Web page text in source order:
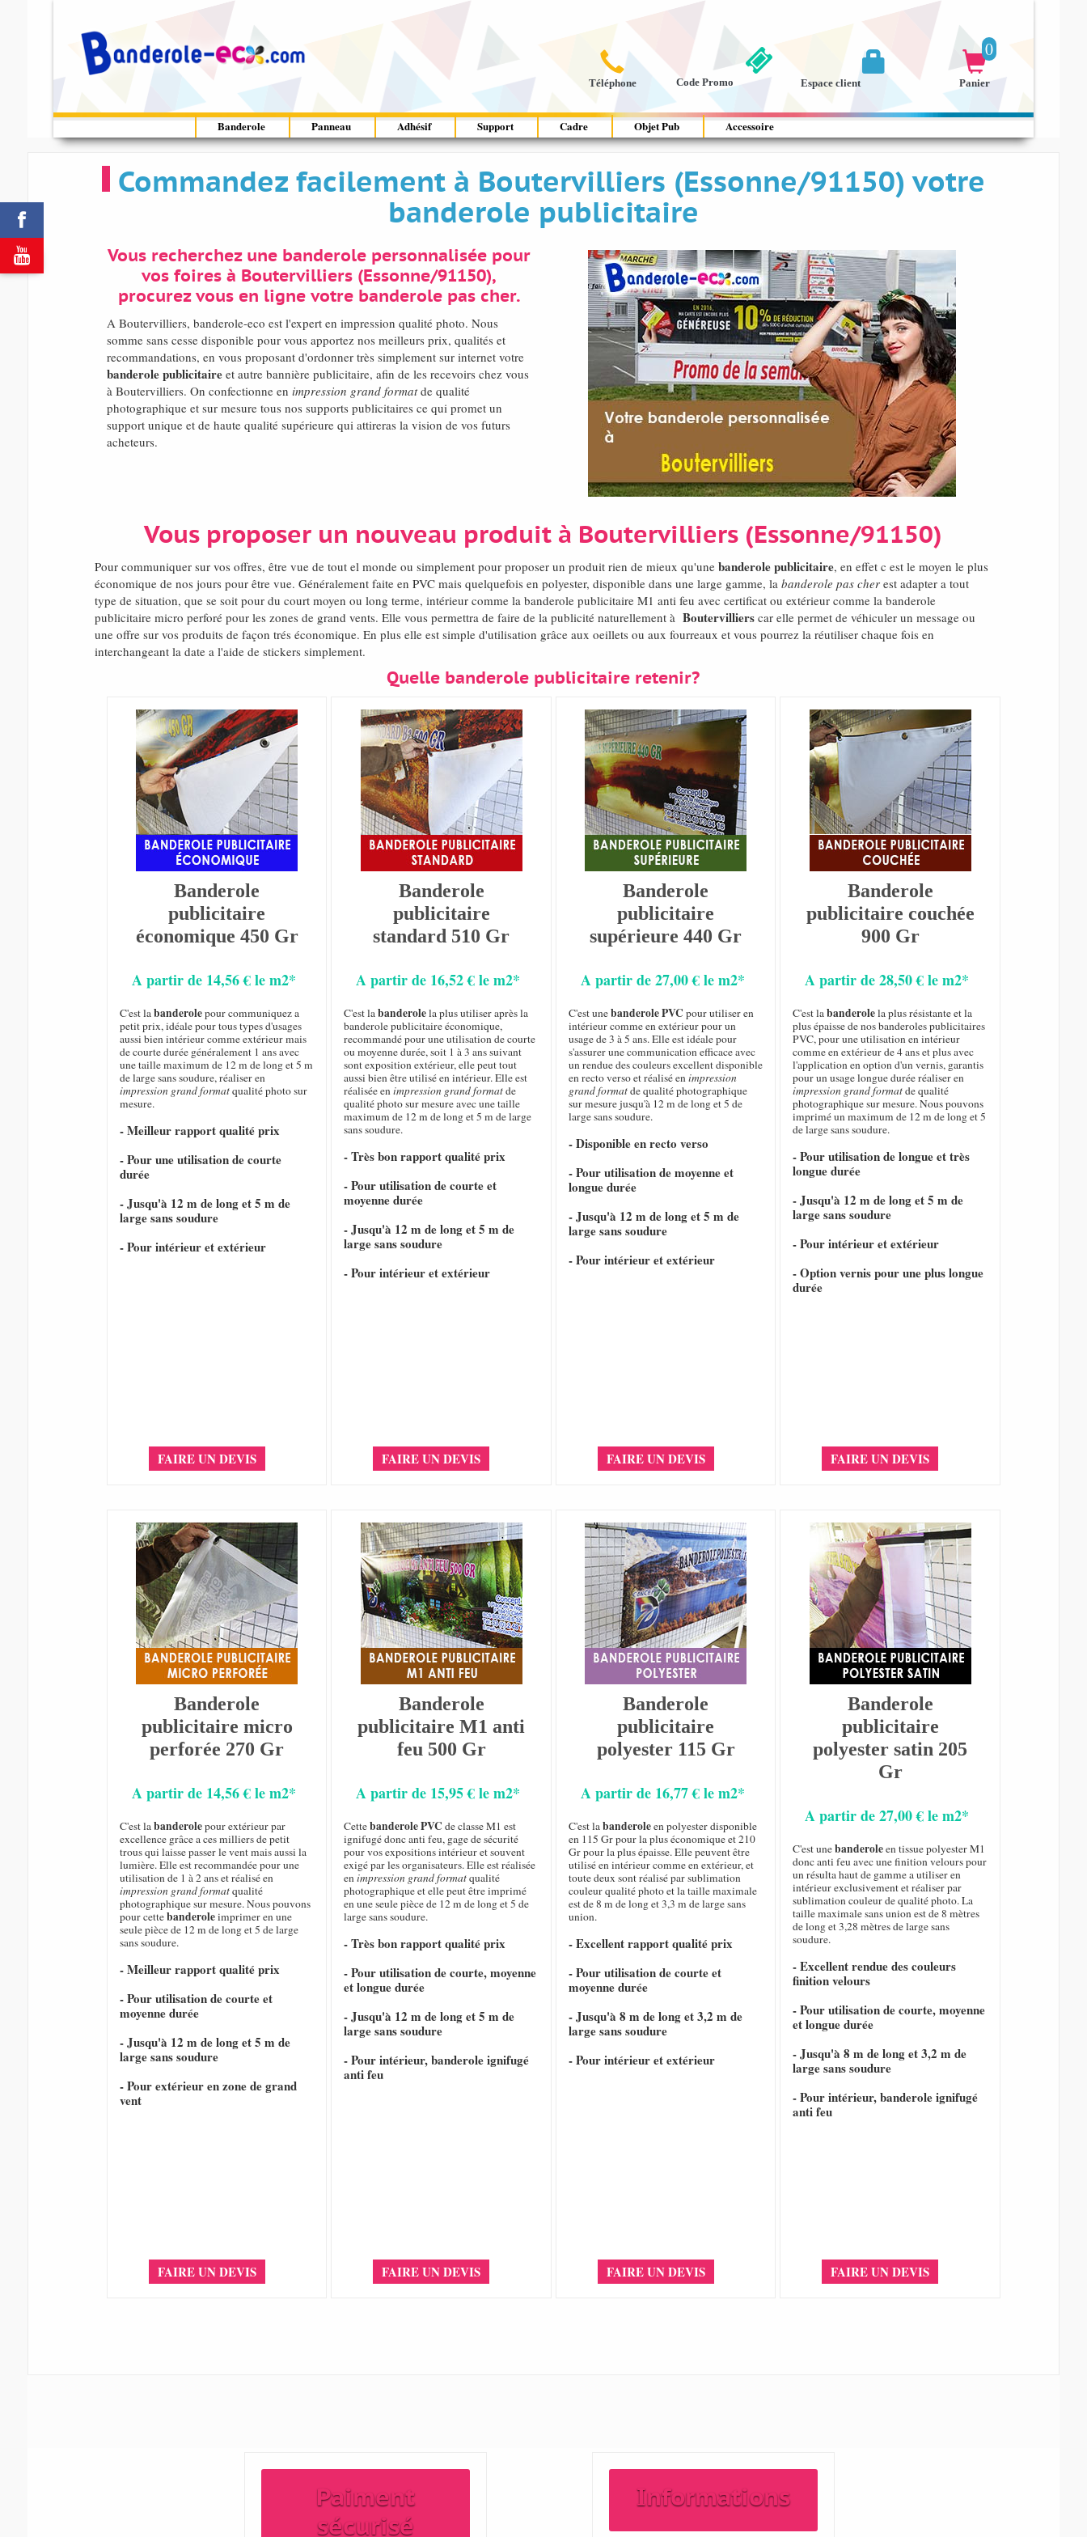



Téléphone
0

Panier

Espace client
Code Promo
Banderole Panneau Adhésif Support Cadre Objet Pub Accessoire
Commandez facilement à Boutervilliers (Essonne/91150) votre
banderole publicitaire
Vous recherchez une banderole personnalisée pour
vos foires à Boutervilliers (Essonne/91150),
procurez vous en ligne votre banderole pas cher.
A Boutervilliers, banderole-eco est l'expert en impression qualité photo. Nous
somme sans cesse disponible pour vous apportez nos meilleurs prix, qualités et
recommandations, en vous proposant d'ordonner très simplement sur internet votre
banderole publicitaireet autre bannière publicitaire, afin de les recevoirs chez vous
à Boutervilliers. On confectionne en impression grand formatde qualité
photographique et sur mesure tous nos supports publicitaires ce qui promet un
support unique et de haute qualité supérieure qui attireras la vision de vos futurs
acheteurs.
Vous proposer un nouveau produit à Boutervilliers (Essonne/91150)
Pour communiquer sur vos offres, être vue de tout el monde ou simplement pour proposer un produit rien de mieux qu'une banderole publicitaire, en effet c est le moyen le plus
économique de nos jours pour être vue. Généralement faite en PVC mais quelquefois en polyester, disponible dans une large gamme, la banderole pas cherest adapter a tout
type de situation, que se soit pour du court moyen ou long terme, intérieur comme la banderole publicitaire M1 anti feu avec certificat ou extérieur comme la banderole
publicitaire micro perforé pour les zones de grand vents. Elle vous permettra de faire de la publicité naturellement à Boutervillierscar elle permet de véhiculer un message ou
une offre sur vos produits de façon trés économique. En plus elle est simple d'utilisation grâce aux oeillets ou aux fourreaux et vous pourrez la réutiliser chaque fois en
interchangeant la date a l'aide de stickers simplement.
Quelle banderole publicitaire retenir?
Banderole
publicitaire
économique 450 Gr
A partir de 14,56 € le m2*
C'est labanderolepour communiquez a
petit prix, idéale pour tous types d'usages
aussi bien intérieur comme extérieur mais
de courte durée généralement 1 ans avec
une taille maximum de 12 m de long et 5 m
de large sans soudure, réaliser en
impression grand formatqualité photo sur
mesure.
- Meilleur rapport qualité prix
- Pour une utilisation de courte
durée
- Jusqu'à 12 m de long et 5 m de
large sans soudure
- Pour intérieur et extérieur
FAIRE UN DEVIS
Banderole
publicitaire
standard 510 Gr
A partir de 16,52 € le m2*
C'est labanderolela plus utiliser après la
banderole publicitaire économique,
recommandé pour une utilisation de courte
ou moyenne durée, soit 1 à 3 ans suivant
sont exposition extérieur, elle peut tout
aussi bien être utilisé en intérieur. Elle est
réalisée enimpression grand formatde
qualité photo sur mesure avec une taille
maximum de 12 m de long et 5 m de large
sans soudure.
- Très bon rapport qualité prix
- Pour utilisation de courte et
moyenne durée
- Jusqu'à 12 m de long et 5 m de
large sans soudure
- Pour intérieur et extérieur
FAIRE UN DEVIS
Banderole
publicitaire
supérieure 440 Gr
A partir de 27,00 € le m2*
C'est unebanderole PVC pour utiliser en
intérieur comme en extérieur pour un
usage de 3 à 5 ans. Elle est idéale pour
s'assurer une communication efficace avec
un rendue des couleurs excellent disponible
en recto verso et réalisé enimpression
grand formatde qualité photographique
sur mesure jusqu'à 12 m de long et 5 de
large sans soudure.
- Disponible en recto verso
- Pour utilisation de moyenne et
longue durée
- Jusqu'à 12 m de long et 5 m de
large sans soudure
- Pour intérieur et extérieur
FAIRE UN DEVIS
Banderole
publicitaire couchée
900 Gr
A partir de 28,50 € le m2*
C'est labanderolela plus résistante et la
plus épaisse de nos banderoles publicitaires
PVC, pour une utilisation en intérieur
comme en extérieur de 4 ans et plus avec
l'application en option d'un vernis, garantis
pour un usage longue durée réaliser en
impression grand formatde qualité
photographique sur mesure. Nous pouvons
imprimé un maximum de 12 m de long et 5
de large sans soudure.
- Pour utilisation de longue et très
longue durée
- Jusqu'à 12 m de long et 5 m de
large sans soudure
- Pour intérieur et extérieur
- Option vernis pour une plus longue
durée
FAIRE UN DEVIS
Banderole
publicitaire micro
perforée 270 Gr
A partir de 14,56 € le m2*
C'est labanderolepour extérieur par
excellence grâce a ces milliers de petit
trous qui laisse passer le vent mais aussi la
lumière. Elle est recommandée pour une
utilisation de 1 à 2 ans et réalisé en
impression grand formatqualité
photographique sur mesure. Nous pouvons
pour cettebanderoleimprimer en une
seule pièce de 12 m de long et 5 de large
sans soudure.
- Meilleur rapport qualité prix
- Pour utilisation de courte et
moyenne durée
- Jusqu'à 12 m de long et 5 m de
large sans soudure
- Pour extérieur en zone de grand
vent
FAIRE UN DEVIS
Banderole
publicitaire M1 anti
feu 500 Gr
A partir de 15,95 € le m2*
Cettebanderole PVC de classe M1 est
ignifugé donc anti feu, gage de sécurité
pour vos expositions intérieur et souvent
exigé par les organisateurs. Elle est réalisée
enimpression grand formatqualité
photographique et elle peut être imprimé
en une seule pièce de 12 m de long et 5 de
large sans soudure.
- Très bon rapport qualité prix
- Pour utilisation de courte, moyenne
et longue durée
- Jusqu'à 12 m de long et 5 m de
large sans soudure
- Pour intérieur, banderole ignifugé
anti feu
FAIRE UN DEVIS
Banderole
publicitaire
polyester 115 Gr
A partir de 16,77 € le m2*
C'est labanderoleen polyester disponible
en 115 Gr pour la plus économique et 210
Gr pour la plus épaisse. Elle peuvent être
utilisé en intérieur comme en extérieur, et
toute deux sont réalisé par sublimation
couleur qualité photo et la taille maximale
est de 8 m de long et 3,3 m de large sans
union.
- Excellent rapport qualité prix
- Pour utilisation de courte et
moyenne durée
- Jusqu'à 8 m de long et 3,2 m de
large sans soudure
- Pour intérieur et extérieur
FAIRE UN DEVIS
Banderole
publicitaire
polyester satin 205
Gr
A partir de 27,00 € le m2*
C'est unebanderoleen tissue polyester M1
donc anti feu avec une finition velours pour
un résulta haut de gamme a utiliser en
intérieur exclusivement et réaliser par
sublimation couleur de qualité photo. La
taille maximale sans union est de 8 mètres
de long et 3,28 mètres de large sans
soudure.
- Excellent rendue des couleurs
finition velours
- Pour utilisation de courte, moyenne
et longue durée
- Jusqu'à 8 m de long et 3,2 m de
large sans soudure
- Pour intérieur, banderole ignifugé
anti feu
FAIRE UN DEVIS
Paiment
sécurisé
Informations